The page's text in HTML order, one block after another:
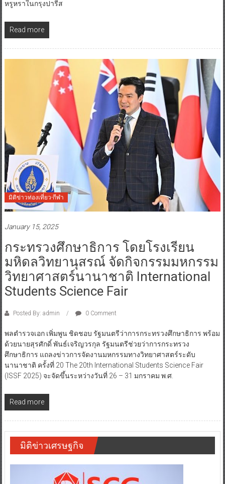
หรูหราในกรุงปารีส
Read more
มิติข่าวท่องเที่ยว-กีฬา
January 15, 2025
กระทรวงศึกษาธิการ โดยโรงเรียน
มหิดลวิทยานุสรณ์ จัดกิจกรรมมหกรรม
วิทยาศาสตร์นานาชาติ International
Students Science Fair
Posted By: admin 0 Comment
พลตำรวจเอก เพิ่มพูน ชิดชอบ รัฐมนตรีว่าการกระทรวงศึกษาธิการ พร้อม
ด้วยนายสุรศักดิ์ พันธ์เจริญวรกุล รัฐมนตรีช่วยว่าการกระทรวง
ศึกษาธิการ แถลงข่าวการจัดงานมหกรรมทางวิทยาศาสตร์ระดับ
นานาชาติ ครั้งที่ 20 The 20th International Students Science Fair
(ISSF 2025) จะจัดขึ้นระหว่างวันที่ 26 – 31 มกราคม พ.ศ.
Read more
มิติข่าวเศรษฐกิจ